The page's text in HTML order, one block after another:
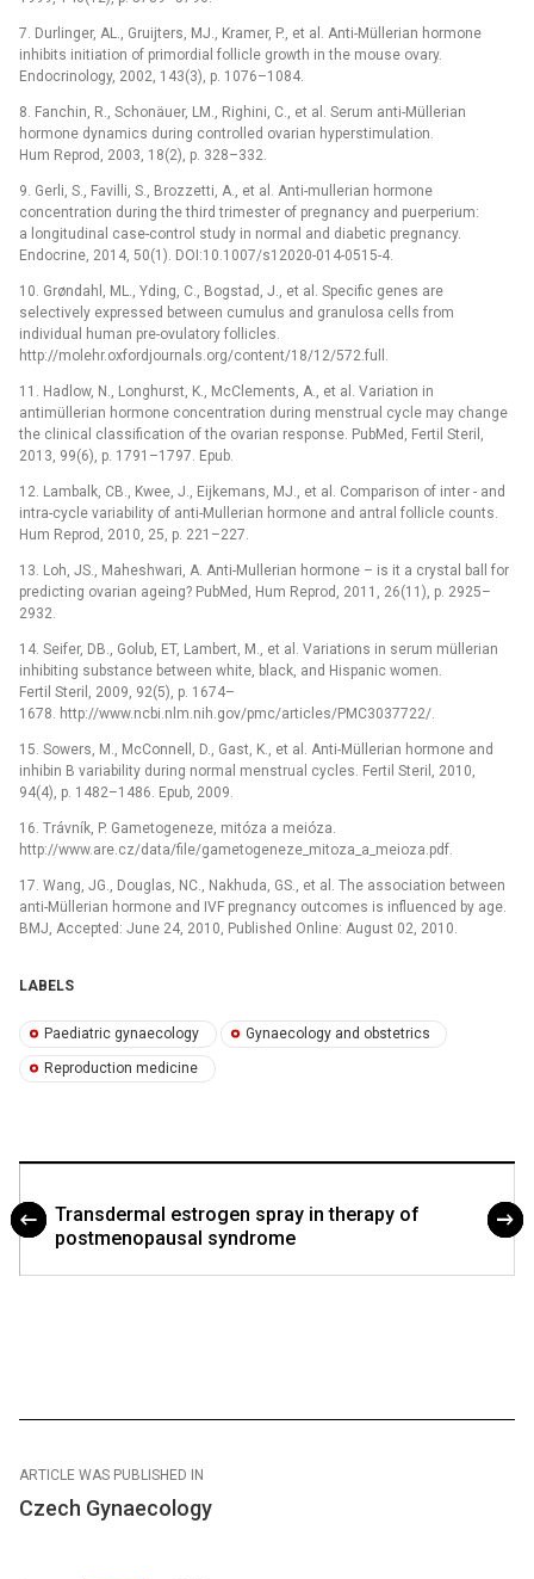
7. Durlinger, AL., Gruijters, MJ., Kramer, P., et al. Anti-Müllerian hormone
inhibits initiation of primordial follicle growth in the mouse ovary.
Endocrinology, 2002, 143(3), p. 1076–1084.
8. Fanchin, R., Schonäuer, LM., Righini, C., et al. Serum anti-Müllerian
hormone dynamics during controlled ovarian hyper­stimulation.
Hum Reprod, 2003, 18(2), p. 328–332.
9. Gerli, S., Favilli, S., Brozzetti, A., et al. Anti-mullerian hormone
concentration during the third trimester of pregnancy and puerperium:
a longitudinal case-control study in normal and diabetic pregnancy.
Endocrine, 2014, 50(1). DOI:10.1007/s12020-014-0515-4.
10. Grøndahl, ML., Yding, C., Bogstad, J., et al. Specific genes are
selectively expressed between cumulus and granulosa cells from
individual human pre-ovulatory follicles.
http://molehr.oxfordjournals.org/content/18/12/572.full.
11. Hadlow, N., Longhurst, K., McClements, A., et al. Variation in
antimüllerian hormone concentration during menstrual cycle may change
the clinical classification of the ovarian response. PubMed, Fertil Steril,
2013, 99(6), p. 1791–1797. Epub.
12. Lambalk, CB., Kwee, J., Eijkemans, MJ., et al. Comparison of inter -⁠ and
intra-cycle variability of anti-Mullerian hormone and antral follicle counts.
Hum Reprod, 2010, 25, p. 221–227.
13. Loh, JS., Maheshwari, A. Anti-Mullerian hormone –⁠ is it a crystal ball for
predicting ovarian ageing? PubMed, Hum Reprod, 2011, 26(11), p. 2925–
2932.
14. Seifer, DB., Golub, ET, Lambert, M., et al. Variations in serum müllerian
inhibiting substance between white, black, and Hispanic women.
Fertil Steril, 2009, 92(5), p. 1674–
1678. http://www.ncbi.nlm.nih.gov/pmc/articles/PMC3037722/.
15. Sowers, M., McConnell, D., Gast, K., et al. Anti-Müllerian hormone and
inhibin B variability during normal menstrual cycles. Fertil Steril, 2010,
94(4), p. 1482–1486. Epub, 2009.
16. Trávník, P. Gametogeneze, mitóza a meióza.
http://www.are.cz/data/file/gametogeneze_mitoza_a_meioza.pdf.
17. Wang, JG., Douglas, NC., Nakhuda, GS., et al. The association between
anti-Müllerian hormone and IVF pregnancy outcomes is influenced by age.
BMJ, Accepted: June 24, 2010, Published Online: August 02, 2010.
LABELS
Paediatric gynaecology Gynaecology and obstetrics
Reproduction medicine
Transdermal estrogen spray in therapy of
postmenopausal syndrome
ARTICLE WAS PUBLISHED IN
Czech Gynaecology